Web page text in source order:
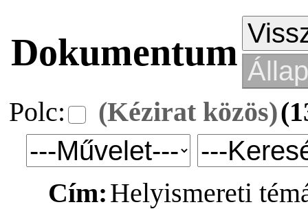
Dokumentum
Polc: (Kézirat közös)
Cím:Helyismereti